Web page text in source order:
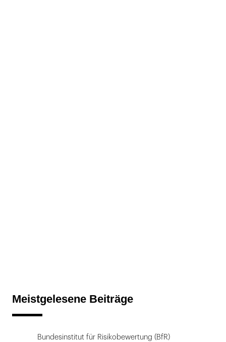
Meistgelesene Beiträge
Bundesinstitut für Risikobewertung (BfR)